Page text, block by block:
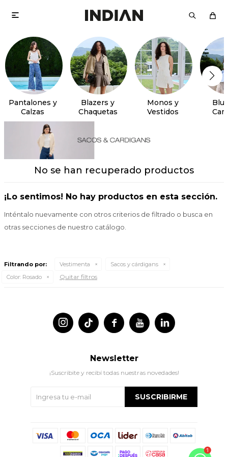

Pantalones y
Calzas
Blazers y
Chaquetas
Monos y
Vestidos
No se han recuperado productos
¡Lo sentimos! No hay productos en esta sección.
Inténtalo nuevamente con otros criterios de filtrado o busca en
otras secciones de nuestro catálogo.
Filtrando por: Vestimenta
Sacos y cárdigans
Color: Rosado Quitar filtros
 
 
Newsletter
¡Suscribite y recibí todas nuestras novedades!
SUSCRIBIRME